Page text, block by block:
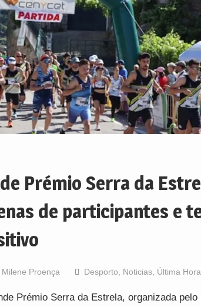
Prémio Serra da
de participantes e
Milene Proença Desporto Noticias, Última Hora
Prémio Serra da Estrela, organizada pelo